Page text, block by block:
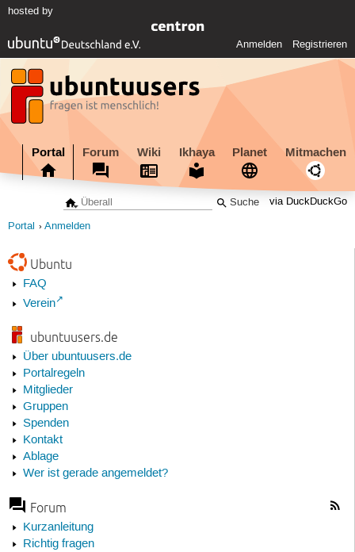
hosted by
Anmelden Registrieren
Portal Forum Wiki Ikhaya Planet Mitmachen
via DuckDuckGo
Portal Anmelden
Ubuntu
FAQ
Verein
ubuntuusers.de
Über ubuntuusers.de
Portalregeln
Mitglieder
Gruppen
Spenden
Kontakt
Ablage
Wer ist gerade angemeldet?
Forum
Kurzanleitung
Richtig fragen